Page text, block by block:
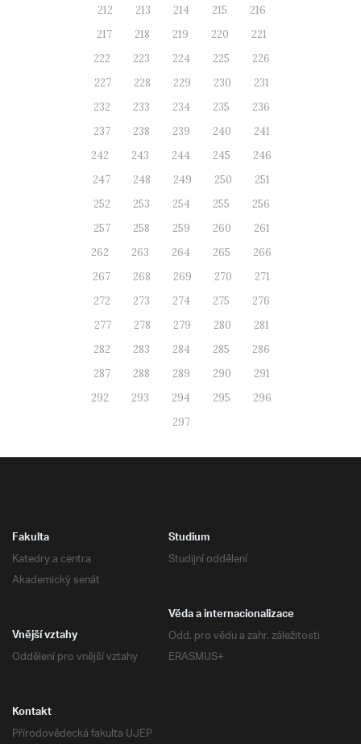
212
213 214 215
216
217
218 219 220
221
222
223 224 225
226
227
228 229 230
231
232
233 234 235
236
237
238 239 240
241
242
243 244 245
246
247
248 249 250
251
252
253 254 255
256
257
258 259 260
261
262
263 264 265
266
267
268 269 270
271
272
273 274 275
276
277
278 279 280
281
282
283 284 285
286
287
288 289 290
291
292
293 294 295
296
297
Fakulta
Katedry a centra
Akademický senát
Studium
Studijní oddělení
Věda a internacionalizace
Odd. pro vědu a zahr. záležitosti
ERASMUS+
Vnější vztahy
Oddělení pro vnější vztahy
Kontakt
Přírodovědecká fakulta UJEP